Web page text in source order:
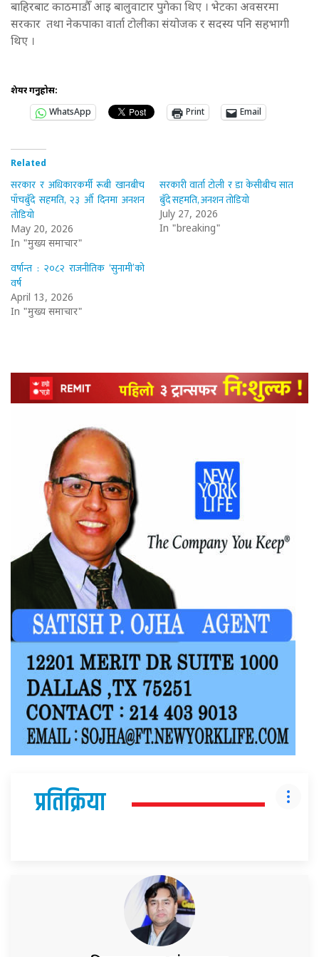
बाहिरबाट काठमाडौँ आइ बालुवाटार पुगेका थिए । भेटका अवसरमा
सरकार तथा नेकपाका वार्ता टोलीका संयोजक र सदस्य पनि सहभागी
थिए ।
शेयर गर्नुहोस:
WhatsApp
Print Email
Related
सरकार र अधिकारकर्मी रूबी खानबीच
पाँचबुँदे सहमति, २३ औँ दिनमा अनशन
तोडियो
May 20, 2026
In "मुख्य समाचार"
सरकारी वार्ता टोली र डा केसीबीच सात
बुँदे सहमति, अनशन तोडियो
July 27, 2026
In "breaking"
वर्षान्त : २०८२ राजनीतिक ‘सुनामी’को
वर्ष
April 13, 2026
In "मुख्य समाचार"
प्रतिक्रिया